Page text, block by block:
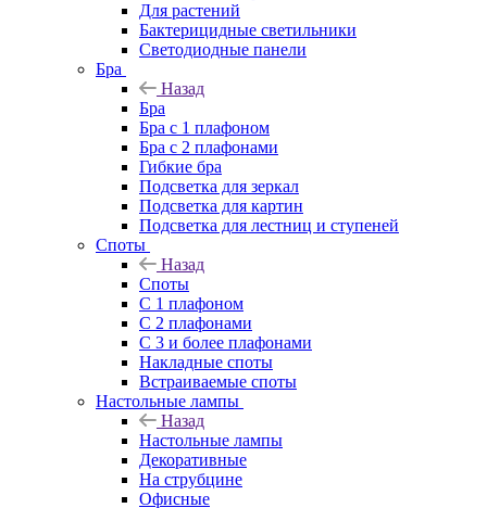
Для растений
Бактерицидные светильники
Светодиодные панели
Бра
Назад
Бра
Бра с 1 плафоном
Бра с 2 плафонами
Гибкие бра
Подсветка для зеркал
Подсветка для картин
Подсветка для лестниц и ступеней
Споты
Назад
Споты
С 1 плафоном
С 2 плафонами
С 3 и более плафонами
Накладные споты
Встраиваемые споты
Настольные лампы
Назад
Настольные лампы
Декоративные
На струбцине
Офисные